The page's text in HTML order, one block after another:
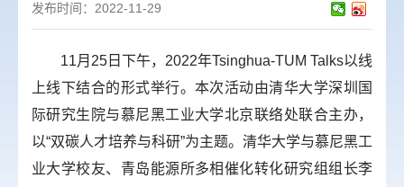
发布时间：2022-11-29
11月25日下午，2022年Tsinghua-TUM Talks以线
上线下结合的形式举行。本次活动由清华大学深圳国
际研究生院与慕尼黑工业大学北京联络处联合主办，
以“双碳人才培养与科研”为主题。清华大学与慕尼黑工
业大学校友、青岛能源所多相催化转化研究组组长李